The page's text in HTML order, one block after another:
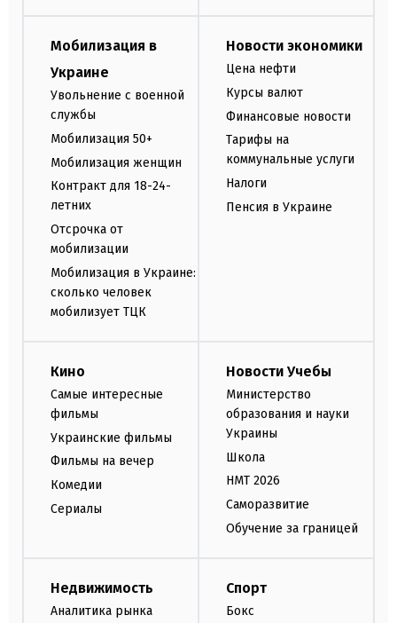
Мобилизация в
Украине
Увольнение с военной
службы
Мобилизация 50+
Мобилизация женщин
Контракт для 18-24-
летних
Отсрочка от
мобилизации
Мобилизация в Украине:
сколько человек
мобилизует ТЦК
Новости экономики
Цена нефти
Курсы валют
Финансовые новости
Тарифы на
коммунальные услуги
Налоги
Пенсия в Украине
Кино
Самые интересные
фильмы
Украинские фильмы
Фильмы на вечер
Комедии
Сериалы
Новости Учебы
Министерство
образования и науки
Украины
Школа
НМТ 2026
Саморазвитие
Обучение за границей
Недвижимость
Аналитика рынка
Спорт
Бокс